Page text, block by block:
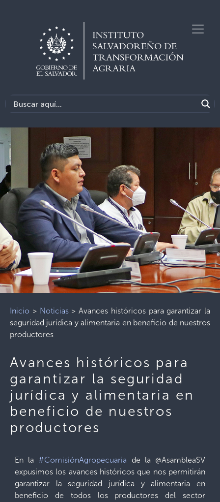
Inicio > Noticias> Avances históricos para garantizar la
seguridad jurídica y alimentaria en beneficio de nuestros
productores
Avances históricos para
garantizar la seguridad
jurídica y alimentaria en
beneficio de nuestros
productores
En la #ComisiónAgropecuaria de la @AsambleaSV
expusimos los avances históricos que nos permitirán
garantizar la seguridad jurídica y alimentaria en
beneficio de todos los productores del sector